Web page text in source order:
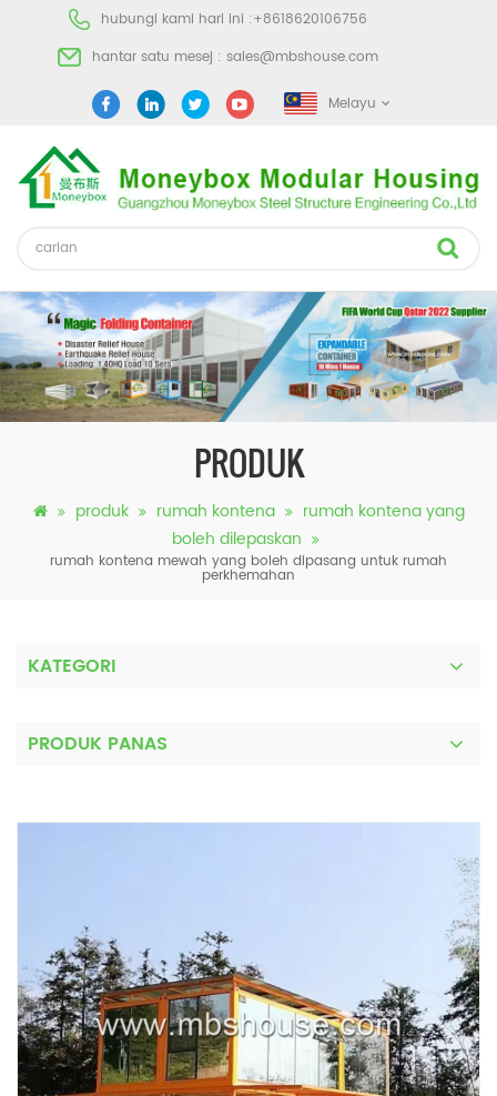
hubungi kami hari ini :+8618620106756
hantar satu mesej : sales@mbshouse.com
Melayu
PRODUK
produk rumah kontena
rumah kontena yang
boleh dilepaskan
rumah kontena mewah yang boleh dipasang untuk rumah
perkhemahan
KATEGORI
PRODUK PANAS